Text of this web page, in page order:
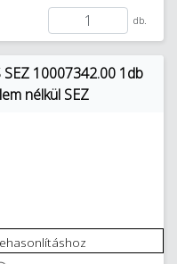
db.
10007342.00 1db
nélkül SEZ